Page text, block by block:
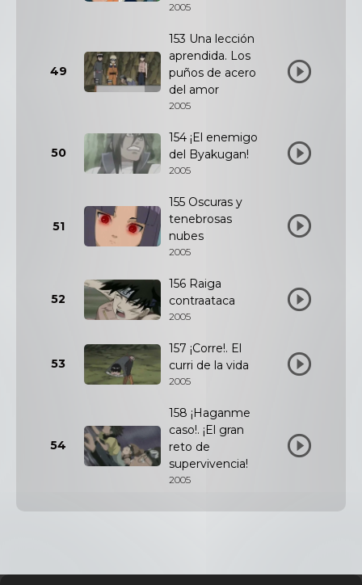
2005
49
153 Una lección
aprendida. Los
puños de acero
del amor
2005
50
154 ¡El enemigo
del Byakugan!
2005
51
155 Oscuras y
tenebrosas
nubes
2005
52
156 Raiga
contraataca
2005
53
157 ¡Corre!. El
curri de la vida
2005
54
158 ¡Haganme
caso!. ¡El gran
reto de
supervivencia!
2005